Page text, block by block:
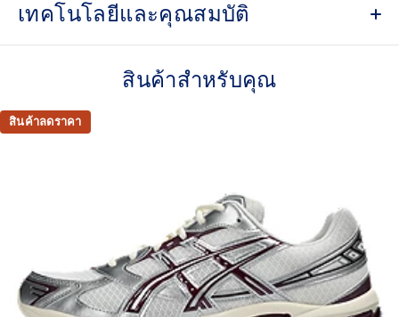
เทคโนโลยีและคุณสมบัติ
Breathable mesh underlays
Rearfoot GEL™ technology
Improves impact absorption
At least 30% of the upper's synthetic fiber is made with
The sockliner is produced with the solution dyeing
process that reduces water usage by approximately
33% and carbon emissions by approximately 45%
compared to the conventional dyeing technology
สินค้าสำหรับคุณ
สินค้าลดราคา